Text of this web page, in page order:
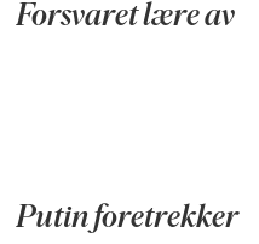
Forsvaret lære av
Putin foretrekker